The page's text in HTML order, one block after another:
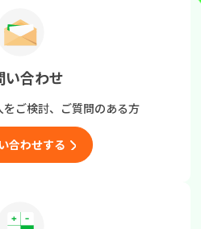
い合わせ
ご検討、 ご質問のある方
合わせする